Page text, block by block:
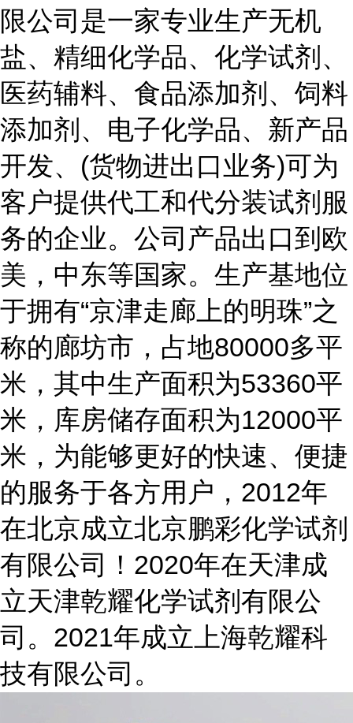
限公司是一家专业生产无机
盐、精细化学品、化学试剂、
医药辅料、食品添加剂、饲料
添加剂、电子化学品、新产品
开发、(货物进出口业务)可为
客户提供代工和代分装试剂服
务的企业。公司产品出口到欧
美，中东等国家。生产基地位
于拥有“京津走廊上的明珠”之
称的廊坊市，占地80000多平
米，其中生产面积为53360平
米，库房储存面积为12000平
米，为能够更好的快速、便捷
的服务于各方用户，2012年
在北京成立北京鹏彩化学试剂
有限公司！2020年在天津成
立天津乾耀化学试剂有限公
司。2021年成立上海乾耀科
技有限公司。